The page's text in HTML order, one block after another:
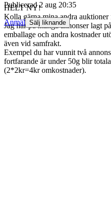
HELT NY!
Kolla gärna mina andra auktioner
Jag har på många annonser lagt
emballage och andra kostnader
även vid samfrakt.
Exempel du har vunnit två
fortfarande är under 50g blir
(2*2kr=4kr omkostnader).
Publicerad 2 aug 20:35
Anmäl Sälj liknande